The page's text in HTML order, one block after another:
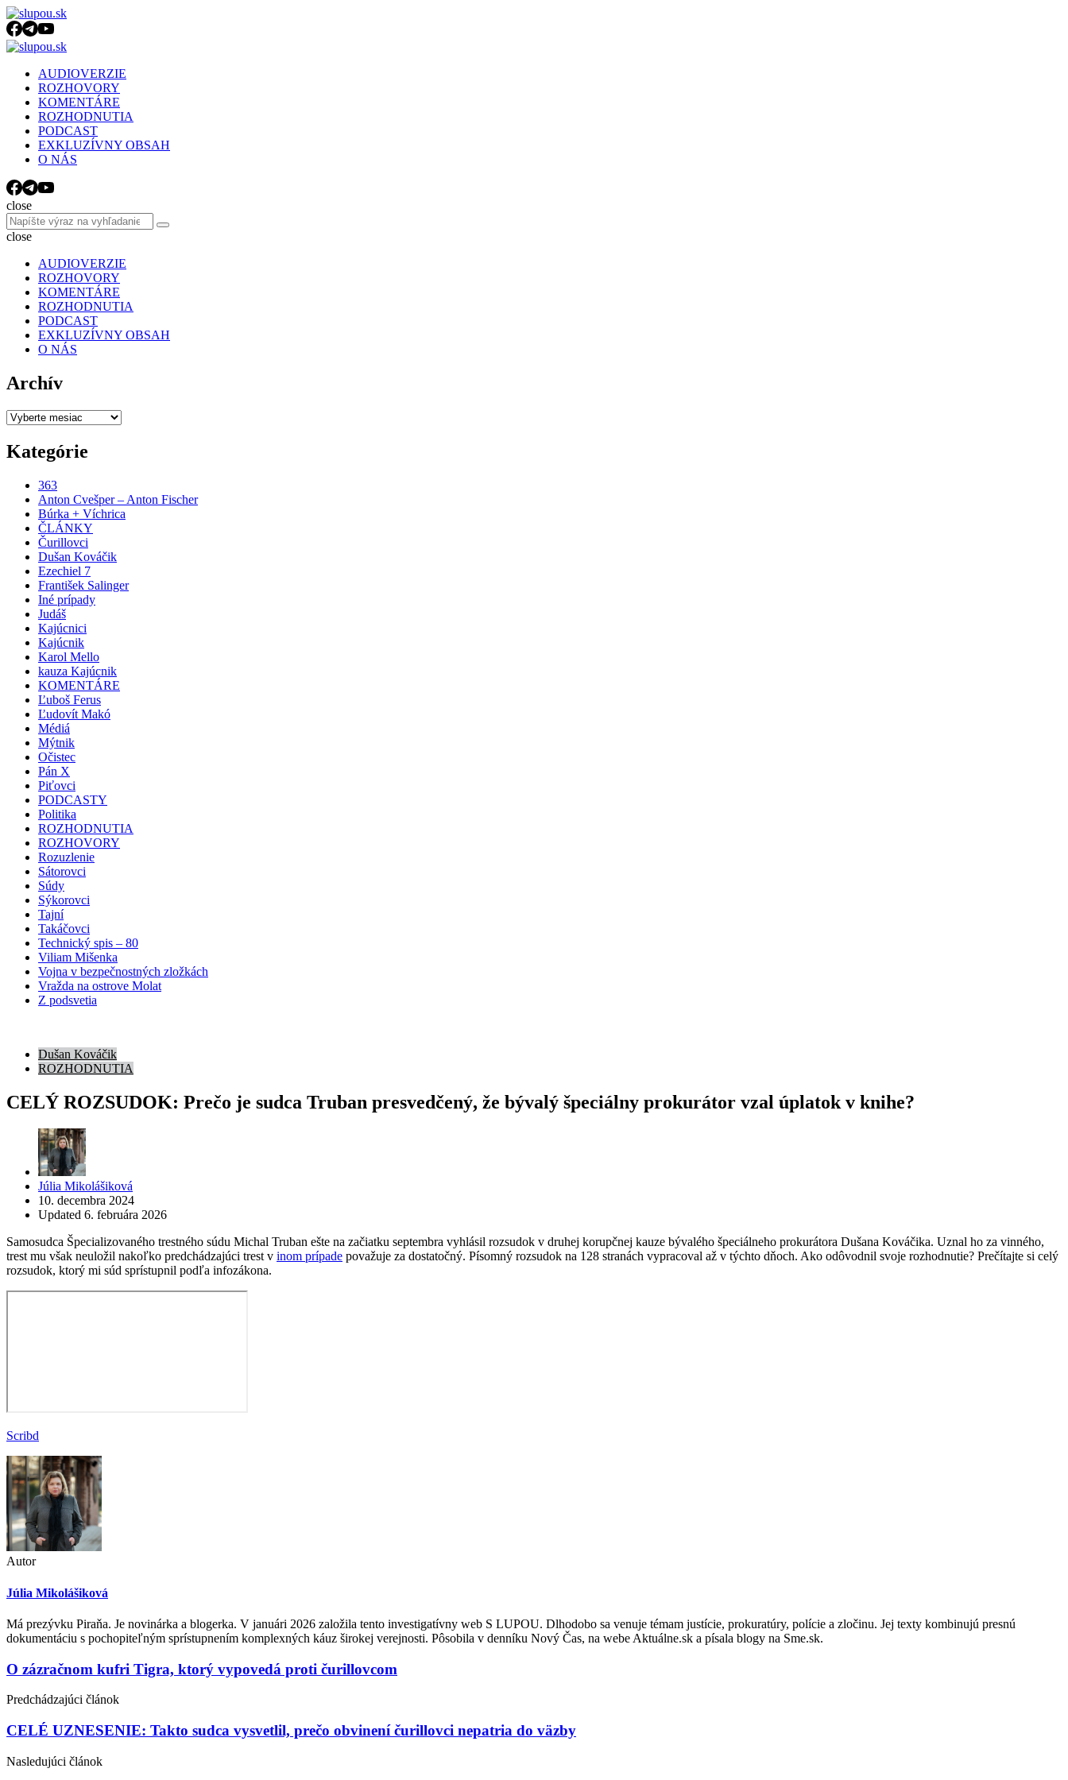
Menu
Search
Menu slupou.sk
AUDIOVERZIE
ROZHOVORY
KOMENTÁRE
ROZHODNUTIA
PODCAST
EXKLUZÍVNY OBSAH
O NÁS
Search
close
Search
for:
Search
close
AUDIOVERZIE
ROZHOVORY
KOMENTÁRE
ROZHODNUTIA
PODCAST
EXKLUZÍVNY OBSAH
O NÁS
Archív
Archív
Kategórie
363
Anton Cvešper – Anton Fischer
Búrka + Víchrica
ČLÁNKY
Čurillovci
Dušan Kováčik
Ezechiel 7
František Salinger
Iné prípady
Judáš
Kajúcnici
Kajúcnik
Karol Mello
kauza Kajúcnik
KOMENTÁRE
Ľuboš Ferus
Ľudovít Makó
Médiá
Mýtnik
Očistec
Pán X
Piťovci
PODCASTY
Politika
ROZHODNUTIA
ROZHOVORY
Rozuzlenie
Sátorovci
Súdy
Sýkorovci
Tajní
Takáčovci
Technický spis – 80
Viliam Mišenka
Vojna v bezpečnostných zložkách
Vražda na ostrove Molat
Z podsvetia
Dušan Kováčik
ROZHODNUTIA
CELÝ ROZSUDOK: Prečo je sudca Truban presvedčený, že bývalý špeciálny prokurátor vzal úplatok v knihe?
Posted
by
Júlia Mikolášiková
10. decembra 2024
Updated 6. februára 2026
Samosudca Špecializovaného trestného súdu Michal Truban ešte na začiatku septembra vyhlásil rozsudok v druhej korupčnej kauze bývalého špeciálneho prokurátora Dušana Kováčika. Uznal ho za vinného,
trest mu však neuložil nakoľko predchádzajúci trest v inom prípade považuje za dostatočný. Písomný rozsudok na 128 stranách vypracoval až v týchto dňoch. Ako odôvodnil svoje rozhodnutie? Prečítajte si celý
rozsudok, ktorý mi súd sprístupnil podľa infozákona.
Scribd
Autor
Júlia Mikolášiková
Má prezývku Piraňa. Je novinárka a blogerka. V januári 2026 založila tento investigatívny web S LUPOU. Dlhodobo sa venuje témam justície, prokuratúry, polície a zločinu. Jej texty kombinujú presnú
dokumentáciu s pochopiteľným sprístupnením komplexných káuz širokej verejnosti. Pôsobila v denníku Nový Čas, na webe Aktuálne.sk a písala blogy na Sme.sk.
Post
navigation
O zázračnom kufri Tigra, ktorý vypovedá proti čurillovcom
Predchádzajúci článok
CELÉ UZNESENIE: Takto sudca vysvetlil, prečo obvinení čurillovci nepatria do väzby
Nasledujúci článok